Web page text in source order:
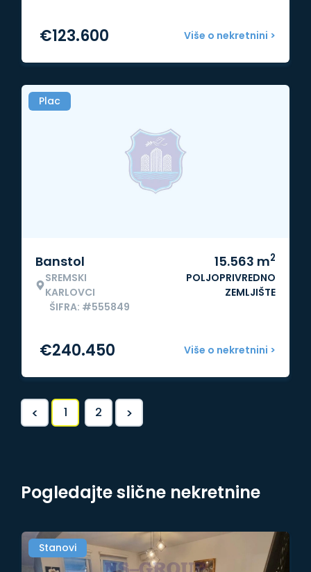
Više o nekretnini >
€123.600
Plac
Banstol
SREMSKI
KARLOVCI
ŠIFRA: #555849
15.563 m2
POLJOPRIVREDNO
ZEMLJIŠTE
Više o nekretnini >
€240.450
< 1 2 >
Pogledajte slične nekretnine
Stanovi